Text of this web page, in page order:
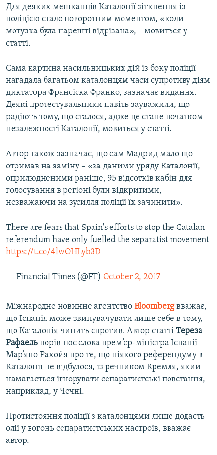
Для деяких мешканців Каталонії зіткнення із
поліцією стало поворотним моментом, «коли
мотузка була нарешті відрізана», – мовиться у
статті.
Сама картина насильницьких дій із боку поліції
нагадала багатьом каталонцям часи супротиву діям
диктатора Франсіска Франко, зазначає видання.
Деякі протестувальники навіть зауважили, що
радіють тому, що сталося, адже це стане початком
незалежності Каталонії, мовиться у статті.
Автор також зазначає, що сам Мадрид мало що
отримав на заміну – «за даними уряду Каталонії,
оприлюдненими раніше, 95 відсотків кабін для
голосування в регіоні були відкритими,
незважаючи на зусилля поліції їх зачинити».
There are fears that Spain's efforts to stop the Catalan
referendum have only fuelled the separatist movement
https://t.co/4lwOHLyb3D
— Financial Times (@FT) October 2, 2017
Міжнародне новинне агентство Bloombergвважає,
що Іспанія може звинувачувати лише себе в тому,
що Каталонія чинить спротив. Автор статті Тереза
Рафаель порівнює слова прем’єр-міністра Іспанії
Мар’яно Рахойя про те, що ніякого референдуму в
Каталонії не відбулося, із речником Кремля, який
намагається ігнорувати сепаратистські повстання,
наприклад, у Чечні.
Протистояння поліції з каталонцями лише додасть
олії у вогонь сепаратистських настроїв, вважає
автор.